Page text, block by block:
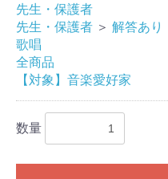
先生・保護者
先生・保護者 ＞ 解答あり
歌唱
全商品
【対象】音楽愛好家
数量
お買い物を続ける